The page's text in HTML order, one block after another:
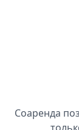
Соаренда